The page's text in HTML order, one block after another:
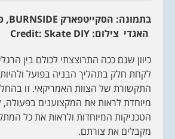
בתמונה: הסקייטפארק BURNSIDE
,
האגדי צילום: Credit: Skate DIY
כיוון שגם ככה התרוצצתי לכולם בין
לקחת חלק בתהליך הבניה בפועל
התקשורת של הצוות האמריקאי. זו
מיוחדת לראות את המקצוענים
הטכניקות המיוחדות ולראות את כל
מקבלים את צורתם.